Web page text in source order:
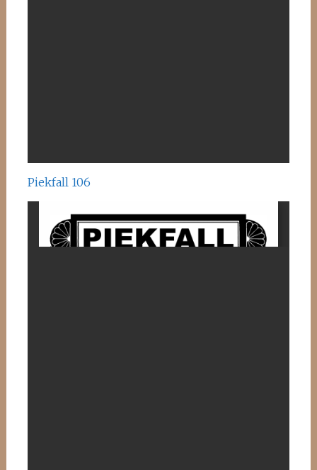
Piekfall 106